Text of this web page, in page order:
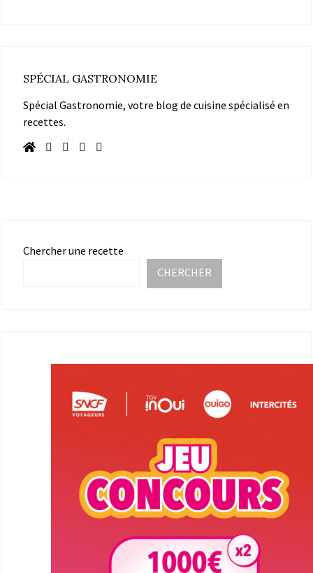
SPÉCIAL GASTRONOMIE
Spécial Gastronomie, votre blog de cuisine spécialisé en
recettes.
Chercher une recette
CHERCHER